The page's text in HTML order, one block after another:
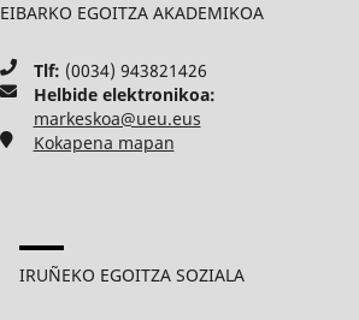
EIBARKO EGOITZA AKADEMIKOA
Tlf: (0034) 943821426
Helbide elektronikoa:
markeskoa@ueu.eus
Kokapena mapan
IRUÑEKO EGOITZA SOZIALA